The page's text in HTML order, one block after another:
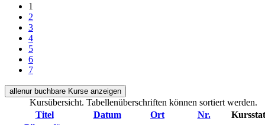
1
2
3
4
5
6
7
allenur buchbare Kurse anzeigen
Kursübersicht. Tabellenüberschriften können sortiert werden.
Titel
Datum Ort Nr.